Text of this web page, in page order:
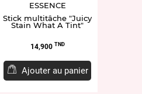
ESSENCE
Stick multitâche "Juicy
Stain What A Tint"
Prix
14,900 TND
Ajouter au panier